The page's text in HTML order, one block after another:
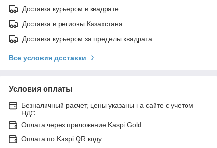
Доставка курьером в квадрате
Доставка в регионы Казахстана
Доставка курьером за пределы квадрата
Все условия доставки
Условия оплаты
Безналичный расчет, цены указаны на сайте с учетом
НДС.
Оплата через приложение Kaspi Gold
Оплата по Kaspi QR коду